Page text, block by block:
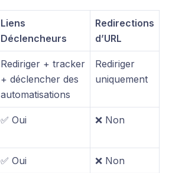
Liens
Déclencheurs
Redirections
d’URL
Rediriger + tracker
+ déclencher des
automatisations
Rediriger
uniquement
✅ Oui ❌ Non
✅ Oui ❌ Non